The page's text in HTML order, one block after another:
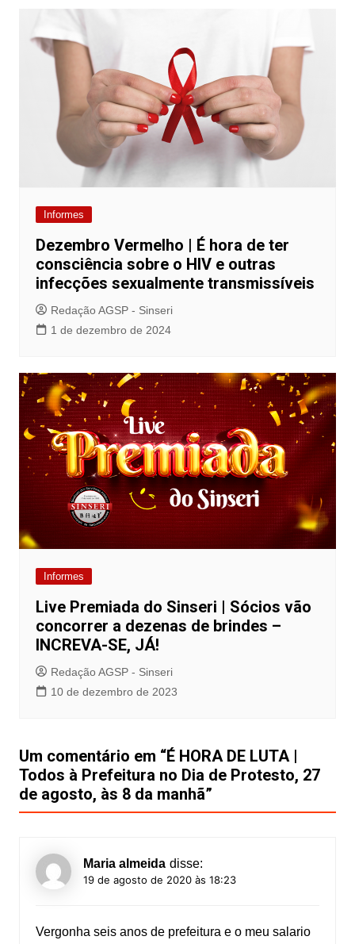
Informes
Dezembro Vermelho | É hora de ter
consciência sobre o HIV e outras
infecções sexualmente transmissíveis
Redação AGSP - Sinseri
1 de dezembro de 2024
Informes
Live Premiada do Sinseri | Sócios vão
concorrer a dezenas de brindes –
INCREVA-SE, JÁ!
Redação AGSP - Sinseri
10 de dezembro de 2023
Um comentário em “É HORA DE LUTA |
Todos à Prefeitura no Dia de Protesto, 27
de agosto, às 8 da manhã”
Maria almeida disse:
19 de agosto de 2020 às 18:23
Vergonha seis anos de prefeitura e o meu salario